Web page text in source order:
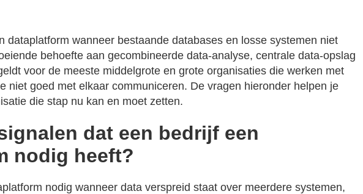
dataplatform wanneer bestaande databases en losse systemen niet
behoefte aan gecombineerde data-analyse, centrale data-opslag
voor de meeste middelgrote en grote organisaties die werken met
niet goed met elkaar communiceren. De vragen hieronder helpen je
die stap nu kan en moet zetten.
dat een bedrijf een
nodig heeft?
nodig wanneer data verspreid staat over meerdere systemen,